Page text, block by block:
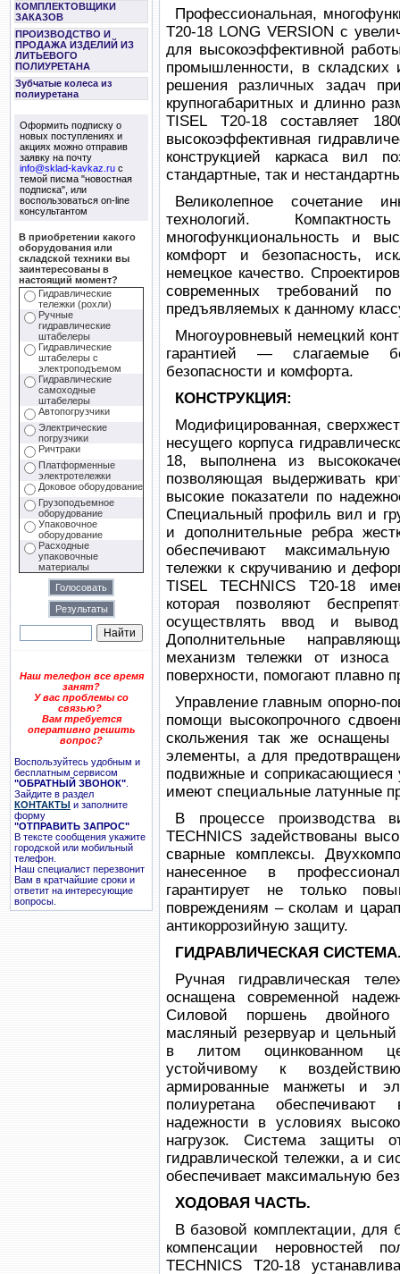
КОМПЛЕКТОВЩИКИ
ЗАКАЗОВ
ПРОИЗВОДСТВО И
ПРОДАЖА ИЗДЕЛИЙ ИЗ
ЛИТЬЕВОГО
ПОЛИУРЕТАНА
Зубчатые колеса из
полиуретана
Оформить подписку о
новых поступлениях и
акциях можно отправив
заявку на почту
info@sklad-kavkaz.ruс
темой писма "новостная
подписка", или
воспользоваться on-line
консультантом
В приобретении какого
оборудования или
складской техники вы
заинтересованы в
настоящий момент?
Гидравлические
тележки (рохли)
Ручные
гидравлические
штабелеры
Гидравлические
штабелеры с
электроподъемом
Гидравлические
самоходные
штабелеры
Автопогрузчики
Электрические
погрузчики
Ричтраки
Платформенные
электротележки
Доковое оборудование
Грузоподъемное
оборудование
Упаковочное
оборудование
Расходные
упаковочные
материалы
Наш телефон все время
занят?
У вас проблемы со
связью?
Вам требуется
оперативно решить
вопрос?
Воспользуйтесь удобным и
бесплатным сервисом
"ОБРАТНЫЙ ЗВОНОК"
Зайдите в раздел
КОНТАКТЫ и заполните
форму
"ОТПРАВИТЬ ЗАПРОС"
В тексте сообщения укажите
городской или мобильный
телефон.
Наш специалист перезвонит
Вам в кратчайшие сроки и
ответит на интересующие
вопросы.
Профессиональная,
T20-18 LONG VERSION с
для высокоэффективной
промышленности, в складских
решения различных задач
крупногабаритных и длинно
TISEL T20-18 составляет
высокоэффективная
конструкцией каркаса вил
стандартные, так и
Великолепное сочетание
технологий.
многофункциональность и
комфорт и безопасность,
немецкое качество.
современных требований
предъявляемых к данному
Многоуровневый немецкий
гарантией — слагаемые
безопасности и комфорта.
КОНСТРУКЦИЯ:
Модифицированная,
несущего корпуса
18, выполнена из
позволяющая выдерживать
высокие показатели по
Специальный профиль вил и
и дополнительные ребра
обеспечивают максимальную
тележки к скручиванию и
TISEL TECHNICS T20-18
которая позволяют
осуществлять ввод и
Дополнительные
механизм тележки от
поверхности, помогают плавно
Управление главным опорно-
помощи высокопрочного
скольжения так же
элементы, а для
подвижные и соприкасающиеся
имеют специальные латунные
В процессе производства
TECHNICS задействованы
сварные комплексы.
нанесенное в
гарантирует не только
повреждениям – сколам и
антикоррозийную защиту.
ГИДРАВЛИЧЕСКАЯ
Ручная гидравлическая
оснащена современной
Силовой поршень двойного
масляный резервуар и цельный
в литом оцинкованном
устойчивому к
армированные манжеты и
полиуретана
надежности в условиях
нагрузок. Система защиты
гидравлической тележки, а и
обеспечивает максимальную
ХОДОВАЯ ЧАСТЬ.
В базовой комплектации, для
компенсации неровностей
TECHNICS T20-18